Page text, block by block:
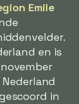
Emile
en is
in